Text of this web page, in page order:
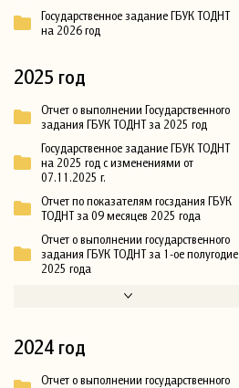
Государственное задание ГБУК ТОДНТ
на 2026 год
2025 год
Отчет о выполнении Государственного
задания ГБУК ТОДНТ за 2025 год
Государственное задание ГБУК ТОДНТ
на 2025 год с изменениями от
07.11.2025 г.
Отчет по показателям госздания ГБУК
ТОДНТ за 09 месяцев 2025 года
Отчет о выполнении государственного
задания ГБУК ТОДНТ за 1-ое полугодие
2025 года
2024 год
Отчет о выполнении государственного